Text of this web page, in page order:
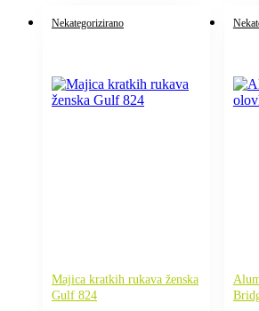
Nekategorizirano
Majica kratkih rukava ženska
Gulf 824